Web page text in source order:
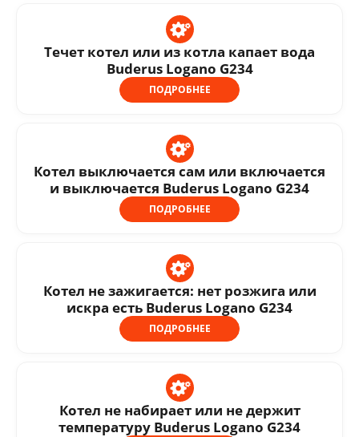
Течет котел или из котла капает вода
Buderus Logano G234
ПОДРОБНЕЕ
Котел выключается сам или включается
и выключается Buderus Logano G234
ПОДРОБНЕЕ
Котел не зажигается: нет розжига или
искра есть Buderus Logano G234
ПОДРОБНЕЕ
Котел не набирает или не держит
температуру Buderus Logano G234